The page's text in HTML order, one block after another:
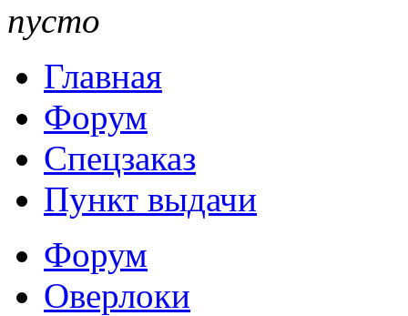
пусто
Главная
Форум
Спецзаказ
Пункт выдачи
Форум
Оверлоки